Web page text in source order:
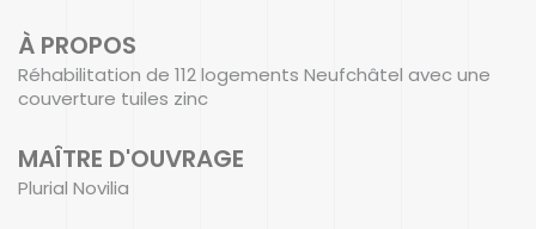
À PROPOS
Réhabilitation de 112 logements Neufchâtel avec une
couverture tuiles zinc
MAÎTRE D'OUVRAGE
Plurial Novilia